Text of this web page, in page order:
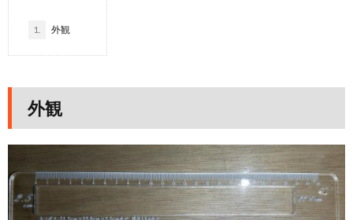
1. 外観
外観